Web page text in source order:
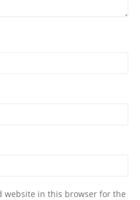
website in this browser for the